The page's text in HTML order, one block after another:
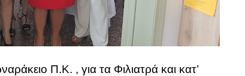
Π.Κ. , για τα Φιλιατρά και κατ’